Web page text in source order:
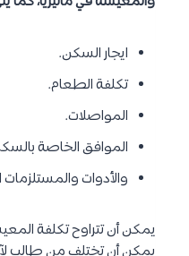
تعرف علىدراسة الطيران